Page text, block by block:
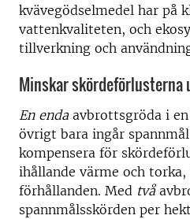
kvävegödselmedel har på
vattenkvaliteten, och
tillverkning och
Minskar skördeförlusterna
En endaavbrottsgröda i
övrigt bara ingår
kompensera för
ihållande värme och
förhållanden. Med två
spannmålsskörden per